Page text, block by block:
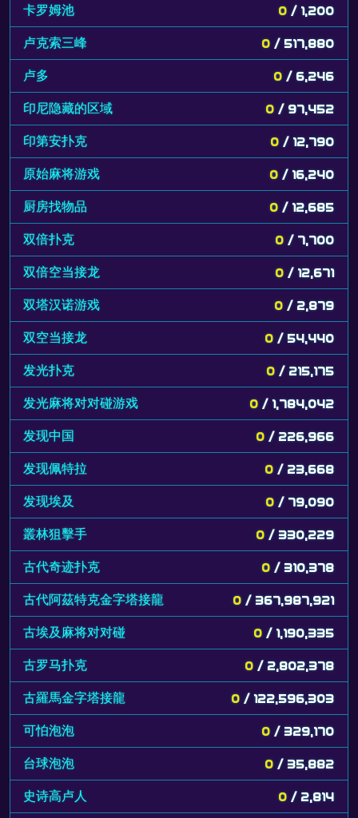
卡罗姆池 0 / 1,200
卢克索三峰 0 / 517,880
卢多 0 / 6,246
印尼隐藏的区域 0 / 97,452
印第安扑克 0 / 12,790
原始麻将游戏 0 / 16,240
厨房找物品 0 / 12,685
双倍扑克 0 / 7,700
双倍空当接龙 0 / 12,671
双塔汉诺游戏 0 / 2,879
双空当接龙 0 / 54,440
发光扑克 0 / 215,175
发光麻将对对碰游戏 0 / 1,784,042
发现中国 0 / 226,966
发现佩特拉 0 / 23,668
发现埃及 0 / 79,090
叢林狙擊手 0 / 330,229
古代奇迹扑克 0 / 310,378
古代阿茲特克金字塔接龍 0 / 367,987,921
古埃及麻将对对碰 0 / 1,190,335
古罗马扑克 0 / 2,802,378
古羅馬金字塔接龍 0 / 122,596,303
可怕泡泡 0 / 329,170
台球泡泡 0 / 35,882
史诗高卢人 0 / 2,814